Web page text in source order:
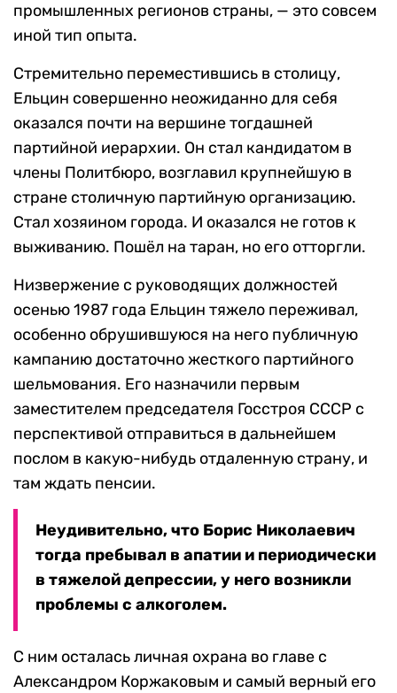
промышленных регионов страны, — это совсем
иной тип опыта.
Стремительно переместившись в столицу,
Ельцин совершенно неожиданно для себя
оказался почти на вершине тогдашней
партийной иерархии. Он стал кандидатом в
члены Политбюро, возглавил крупнейшую в
стране столичную партийную организацию.
Стал хозяином города. И оказался не готов к
выживанию. Пошёл на таран, но его отторгли.
Низвержение с руководящих должностей
осенью 1987 года Ельцин тяжело переживал,
особенно обрушившуюся на него публичную
кампанию достаточно жесткого партийного
шельмования. Его назначили первым
заместителем председателя Госстроя СССР с
перспективой отправиться в дальнейшем
послом в какую-нибудь отдаленную страну, и
там ждать пенсии.
Неудивительно, что Борис Николаевич
тогда пребывал в апатии и периодически
в тяжелой депрессии, у него возникли
проблемы с алкоголем.
С ним осталась личная охрана во главе с
Александром Коржаковым и самый верный его